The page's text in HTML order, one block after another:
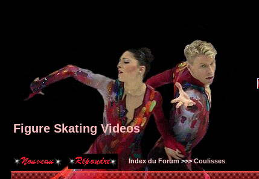
Figure Skating Videos
Index du Forum>>>Coulisses